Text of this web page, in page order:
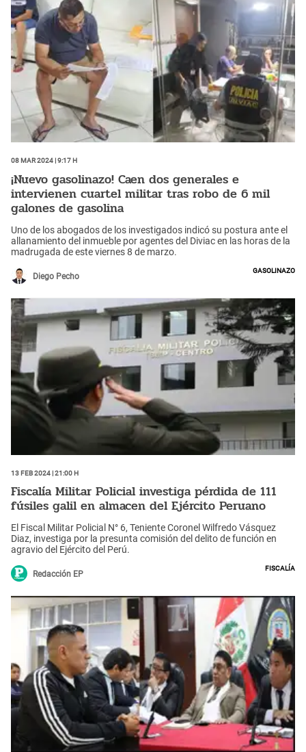
08 Mar 2024 | 9:17 h
¡Nuevo gasolinazo! Caen dos generales e
intervienen cuartel militar tras robo de 6 mil
galones de gasolina
Uno de los abogados de los investigados indicó su postura ante el
allanamiento del inmueble por agentes del Diviac en las horas de la
madrugada de este viernes 8 de marzo.
Diego Pecho
Gasolinazo
13 Feb 2024 | 21:00 h
Fiscalía Militar Policial investiga pérdida de 111
fúsiles galil en almacen del Ejército Peruano
El Fiscal Militar Policial N° 6, Teniente Coronel Wilfredo Vásquez
Diaz, investiga por la presunta comisión del delito de función en
agravio del Ejército del Perú.
Redacción EP
Fiscalía